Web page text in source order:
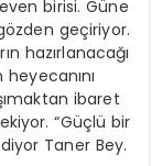
birisi. Güne
geçiriyor.
hazırlanacağı
ibaret
“Güçlü bir
Taner Bey.